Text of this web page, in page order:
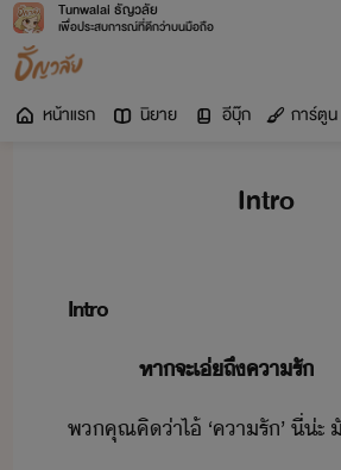
Tunwalai ธัญวลัย
เพื่อประสบการณ์ที่ดีกว่าบนมือถือ
หน้าแรก นิยาย อีบุ๊ก การ์ตูน
Intro
Intro
​ ​ ​ ​ ​ ​ ​ ​ ​ ​ ​ ​ ​หา​จะ​เ่ถึ​คารั​
พคุณ​คิ​่า​ไ้​ ​‘​คารั​’​ ​ี่​่ะ​